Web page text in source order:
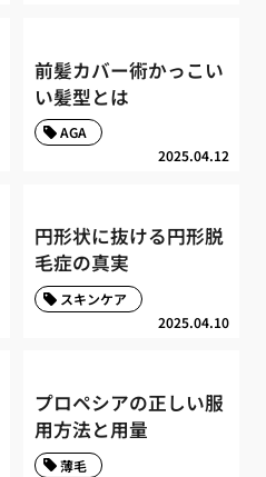
前髪カバー術かっこい
い髪型とは
2025.04.12
AGA
円形状に抜ける円形脱
毛症の真実
2025.04.10
スキンケア
プロペシアの正しい服
用方法と用量
薄毛